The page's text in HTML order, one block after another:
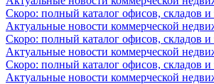
Скоро: полный каталог офисов, складов
Актуальные новости коммерческой
Скоро: полный каталог офисов, складов
Актуальные новости коммерческой
Скоро: полный каталог офисов, складов
Актуальные новости коммерческой